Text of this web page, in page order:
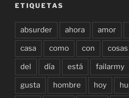
ETIQUETAS
absurder ahora amor
casa como con cosas
del día está failarmy
gusta hombre hoy